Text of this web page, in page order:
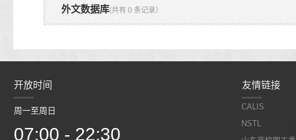
外文数据库(共有 0 条记录）
开放时间
周一至周日
07:00 - 22:30 07:00 - 22:30
友情链接
CALIS
NSTL